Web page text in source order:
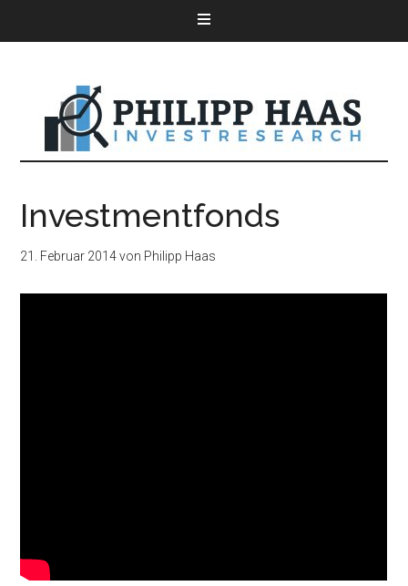
Investmentfonds
21. Februar 2014von Philipp Haas